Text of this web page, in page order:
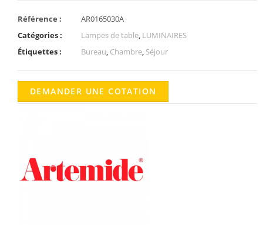
Référence :
AR0165030A
Catégories :
Lampes de table, LUMINAIRES
Étiquettes :
Bureau, Chambre, Séjour
DEMANDER UNE COTATION